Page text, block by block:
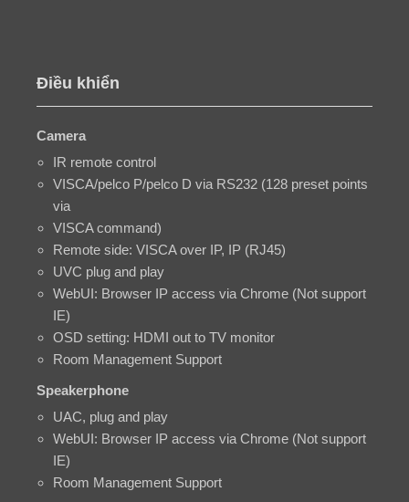
Điều khiển
Camera
IR remote control
VISCA/pelco P/pelco D via RS232 (128 preset points
via
VISCA command)
Remote side: VISCA over IP, IP (RJ45)
UVC plug and play
WebUI: Browser IP access via Chrome (Not support
IE)
OSD setting: HDMI out to TV monitor
Room Management Support
Speakerphone
UAC, plug and play
WebUI: Browser IP access via Chrome (Not support
IE)
Room Management Support